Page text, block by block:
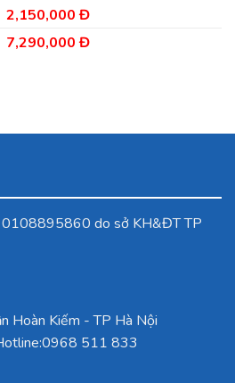
Đ.
2,350,000
Giá
là:
2,150,000ĐGiá
tại
Giá
7,290,000ĐGiá
0108895860 do sở KH&ĐT TP
Hoàn Kiếm - TP Hà Nội
0968 511 833